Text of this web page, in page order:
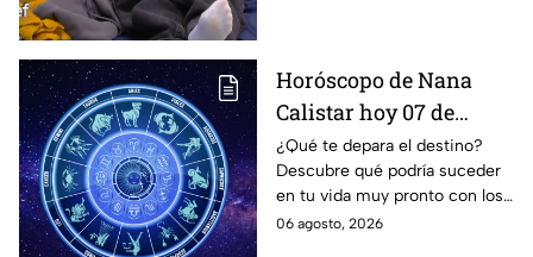
Horóscopo de Nana
Calistar hoy 07 de
agosto; estos signos
podrían dejar de estar
solteros más pronto de
lo que imaginan y
¿Qué te depara el destino?
Descubre qué podría suceder
en tu vida muy pronto con los
horóscopos de Nana Calistar;
06 agosto, 2026